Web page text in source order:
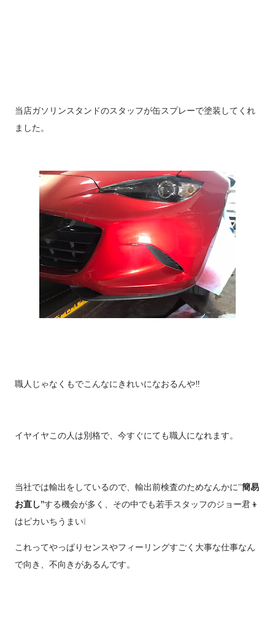
当店ガソリンスタンドのスタッフが缶スプレーで塗装してくれ
ました。
職人じゃなくもでこんなにきれいになおるんや‼️
イヤイヤこの人は別格で、今すぐにても職人になれます。
当社では輸出をしているので、輸出前検査のためなんかに”簡易
お直し”する機会が多く、その中でも若手スタッフのジョー君👦
はピカいちうまい❕
これってやっぱりセンスやフィーリングすごく大事な仕事なん
で向き、不向きがあるんです。